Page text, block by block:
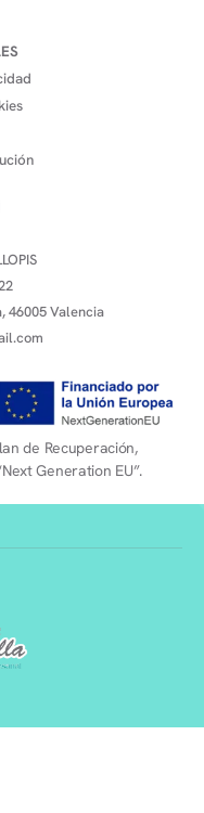
46005 Valencia
de Recuperación,
Generation EU”.